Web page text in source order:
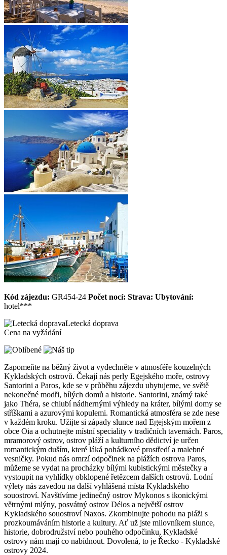
Kód zájezdu: GR454-24 Počet nocí: Strava: Ubytování:
hotel***
Letecká doprava
Cena na vyžádání
Zapomeňte na běžný život a vydechněte v atmosféře kouzelných
Kykladských ostrovů. Čekají nás perly Egejského moře, ostrovy
Santorini a Paros, kde se v průběhu zájezdu ubytujeme, ve světě
nekonečné modři, bílých domů a historie. Santorini, známý také
jako Théra, se chlubí nádhernými výhledy na kráter, bílými domy se
stříškami a azurovými kopulemi. Romantická atmosféra se zde nese
v každém kroku. Užijte si západy slunce nad Egejským mořem z
obce Oia a ochutnejte místní speciality v tradičních tavernách. Paros,
mramorový ostrov, ostrov pláží a kulturního dědictví je určen
romantickým duším, které láká pohádkové prostředí a malebné
vesničky. Pokud nás omrzí odpočinek na plážích ostrova Paros,
můžeme se vydat na procházky bílými kubistickými městečky a
vystoupit na vyhlídky obklopené řetězcem dalších ostrovů. Lodní
výlety nás zavedou na další vyhlášená místa Kykladského
souostroví. Navštívíme jedinečný ostrov Mykonos s ikonickými
větrnými mlýny, posvátný ostrov Délos a největší ostrov
Kykladského souostroví Naxos. Zkombinujte pohodu na pláži s
prozkoumáváním historie a kultury. Ať už jste milovníkem slunce,
historie, dobrodružství nebo pouhého odpočinku, Kykladské
ostrovy nám mají co nabídnout. Dovolená, to je Řecko - Kykladské
ostrovy 2024.